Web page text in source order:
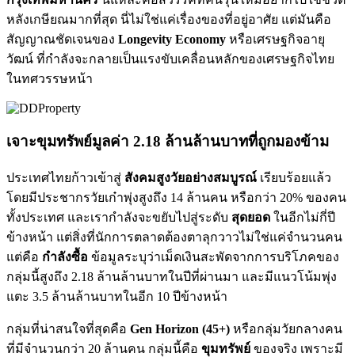
หลังเกษียณมากที่สุด นี่ไม่ใช่แค่เรื่องของที่อยู่อาศัย แต่มันคือ
สัญญาณชัดเจนของ Longevity Economy หรือเศรษฐกิจอายุ
วัฒน์ ที่กำลังจะกลายเป็นแรงขับเคลื่อนหลักของเศรษฐกิจไทย
ในทศวรรษหน้า
เจาะขุมทรัพย์มูลค่า 2.18 ล้านล้านบาทที่ถูกมองข้าม
ประเทศไทยก้าวเข้าสู่ สังคมสูงวัยอย่างสมบูรณ์ เรียบร้อยแล้ว
โดยมีประชากรวัยเก๋าพุ่งสูงถึง 14 ล้านคน หรือกว่า 20% ของคน
ทั้งประเทศ และเรากำลังจะขยับไปสู่ระดับ สุดยอด ในอีกไม่กี่ปี
ข้างหน้า แต่สิ่งที่นักการตลาดต้องตาลุกวาวไม่ใช่แค่จำนวนคน
แต่คือ กำลังซื้อ ข้อมูลระบุว่าเม็ดเงินสะพัดจากการบริโภคของ
กลุ่มนี้สูงถึง 2.18 ล้านล้านบาทในปีที่ผ่านมา และมีแนวโน้มพุ่ง
แตะ 3.5 ล้านล้านบาทในอีก 10 ปีข้างหน้า
กลุ่มที่น่าสนใจที่สุดคือ Gen Horizon (45+) หรือกลุ่มวัยกลางคน
ที่มีจำนวนกว่า 20 ล้านคน กลุ่มนี้คือ ขุมทรัพย์ ของจริง เพราะมี